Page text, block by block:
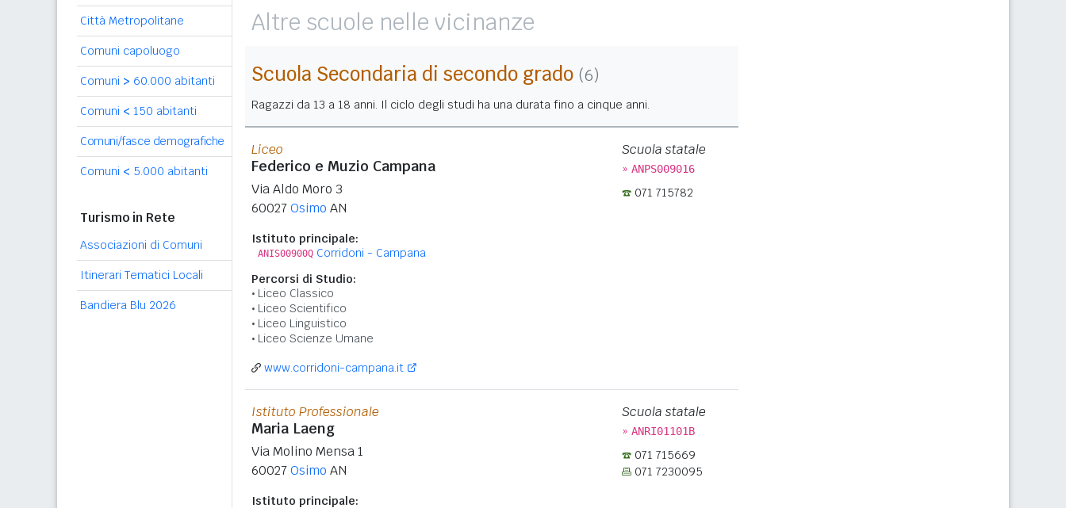
Città Metropolitane
Comuni capoluogo
Comuni > 60.000 abitanti
Comuni < 150 abitanti
Comuni/fasce demografiche
Comuni < 5.000 abitanti
Turismo in Rete
Associazioni di Comuni
Itinerari Tematici Locali
Bandiera Blu 2026
Altre scuole nelle vicinanze
Scuola Secondaria di secondo grado (6)
Ragazzi da 13 a 18 anni. Il ciclo degli studi ha una durata fino a cinque anni.
Liceo
Federico e Muzio Campana
Via Aldo Moro 3
60027Osimo AN
Istituto principale:
ANIS00900Q Corridoni - Campana
Percorsi di Studio:
Liceo Classico
Liceo Scientifico
Liceo Linguistico
Liceo Scienze Umane
Scuola statale
» ANPS009016
071 715782
www.corridoni-campana.it
Istituto Professionale
Maria Laeng
Via Molino Mensa 1
60027Osimo AN
Istituto principale:
Scuola statale
» ANRI01101B
071 715669
071 7230095